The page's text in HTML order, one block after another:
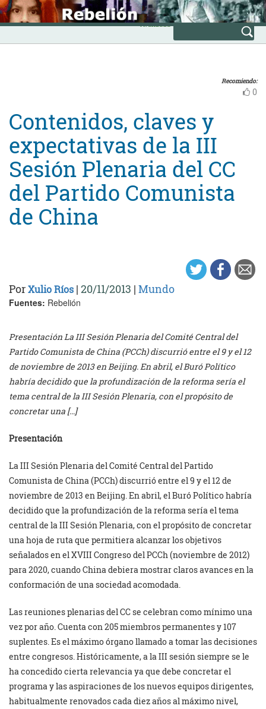
Skip
to
content
INICIO
Avanzada
Recomiendo:
0
Contenidos, claves y
expectativas de la III
Sesión Plenaria del CC
del Partido Comunista
de China
PorXulio Ríos | 20/11/2013 | Mundo
Fuentes: Rebelión
Presentación La III Sesión Plenaria del Comité Central del
Partido Comunista de China (PCCh) discurrió entre el 9 y el 12
de noviembre de 2013 en Beijing. En abril, el Buró Político
habría decidido que la profundización de la reforma sería el
tema central de la III Sesión Plenaria, con el propósito de
concretar una […]
Presentación
La III Sesión Plenaria del Comité Central del Partido
Comunista de China (PCCh) discurrió entre el 9 y el 12 de
noviembre de 2013 en Beijing. En abril, el Buró Político habría
decidido que la profundización de la reforma sería el tema
central de la III Sesión Plenaria, con el propósito de concretar
una hoja de ruta que permitiera alcanzar los objetivos
señalados en el XVIII Congreso del PCCh (noviembre de 2012)
para 2020, cuando China debiera mostrar claros avances en la
conformación de una sociedad acomodada.
Las reuniones plenarias del CC se celebran como mínimo una
vez por año. Cuenta con 205 miembros permanentes y 107
suplentes. Es el máximo órgano llamado a tomar las decisiones
entre congresos. Históricamente, a la III sesión siempre se le
ha concedido cierta relevancia ya que debe concretar el
programa y las aspiraciones de los nuevos equipos dirigentes,
habitualmente renovados cada diez años al máximo nivel,